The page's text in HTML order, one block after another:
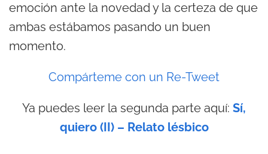
emoción ante la novedad y la certeza de que
ambas estábamos pasando un buen
momento.
Compárteme con un Re-Tweet
Ya puedes leer la segunda parte aquí: Sí,
quiero (II) – Relato lésbico